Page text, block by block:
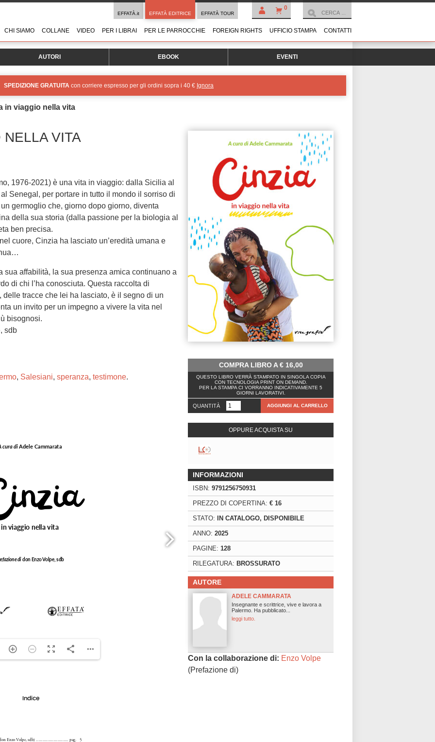
0
EFFATÀ.it EFFATÀ EDITRICE EFFATÀ TOUR
CHI SIAMO COLLANE VIDEO PER I LIBRAI PER LE PARROCCHIE FOREIGN RIGHTS UFFICIO STAMPA CONTATTI
AUTORI EBOOK EVENTI
SPEDIZIONE GRATUITA con corriere espresso per gli ordini sopra i 40 € Ignora
in viaggio nella vita
COMPRA LIBRO A€16,00
QUESTO LIBRO VERRÀ STAMPATO IN SINGOLA COPIA
CON TECNOLOGIA PRINT ON DEMAND.
PER LA STAMPA CI VORRANNO INDICATIVAMENTE 5
GIORNI LAVORATIVI.
QUANTITÀ AGGIUNGI AL CARRELLO
OPPURE ACQUISTA SU
INFORMAZIONI
ISBN: 9791256750931
PREZZO DI COPERTINA: € 16
STATO: IN CATALOGO, DISPONIBILE
ANNO: 2025
PAGINE: 128
RILEGATURA: BROSSURATO
AUTORE
ADELE CAMMARATA
Insegnante e scrittrice, vive e lavora a
Palermo. Ha pubblicato...
leggi tutto.
Con la collaborazione di: Enzo Volpe
(Prefazione di)
VITA
1976-2021) è una vita in viaggio: dalla Sicilia al
Senegal, per portare in tutto il mondo il sorriso di
germoglio che, giorno dopo giorno, diventa
della sua storia (dalla passione per la biologia al
ben precisa.
cuore, Cinzia ha lasciato un’eredità umana e
sua affabilità, la sua presenza amica continuano a
di chi l’ha conosciuta. Questa raccolta di
tracce che lei ha lasciato, è il segno di un
un invito per un impegno a vivere la vita nel
bisognosi.
sdb
, Salesiani, speranza, testimone.